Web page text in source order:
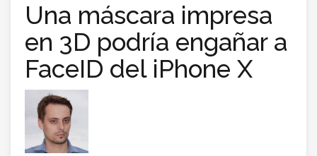
Una máscara impresa
en 3D podría engañar a
FaceID del iPhone X